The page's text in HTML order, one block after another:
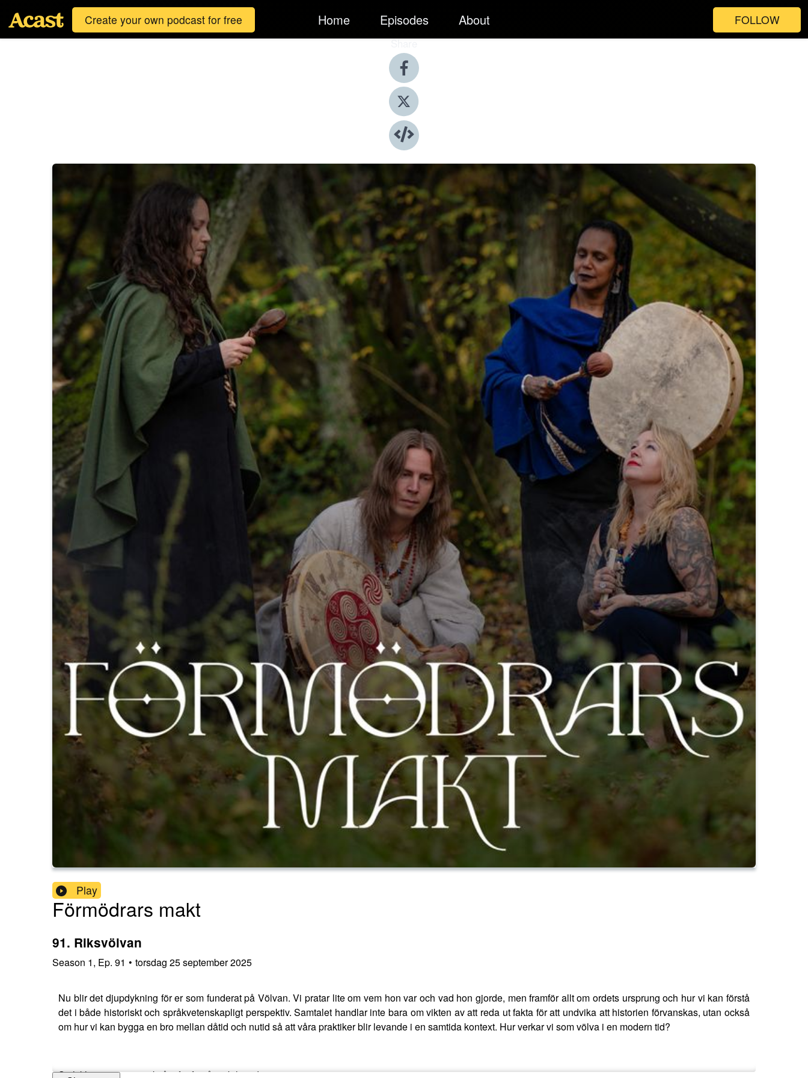
Create your own podcast for free Home Episodes About FOLLOW
Share
Play
Förmödrars makt
91. Riksvölvan
Season 1, Ep. 91 • torsdag 25 september 2025
Nu blir det djupdykning för er som funderat på Völvan. Vi pratar lite om vem hon var och vad hon gjorde, men framför allt om ordets ursprung och hur vi kan förstå
det i både historiskt och språkvetenskapligt perspektiv. Samtalet handlar inte bara om vikten av att reda ut fakta för att undvika att historien förvanskas, utan också
om hur vi kan bygga en bro mellan dåtid och nutid så att våra praktiker blir levande i en samtida kontext. Hur verkar vi som völva i en modern tid?
Självklart peppar vi också inför femårsjubileum!